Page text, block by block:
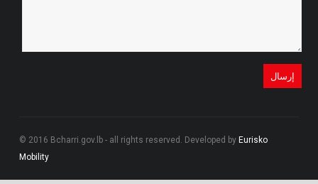
© 2016 Bcharri.gov.lb - all rights reserved. Developed by Eurisko
Mobility